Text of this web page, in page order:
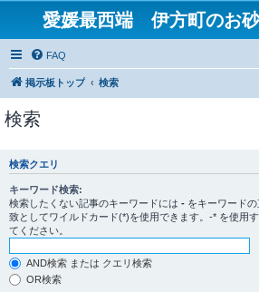
愛媛最西端 伊方町のお
FAQ
掲示板トップ 検索
検索
検索クエリ
キーワード検索:
検索したくない記事のキーワードには - をキーワード
致としてワイルドカード(*)を使用できます。-* を使用
てください。
AND検索 または クエリ検索
OR検索